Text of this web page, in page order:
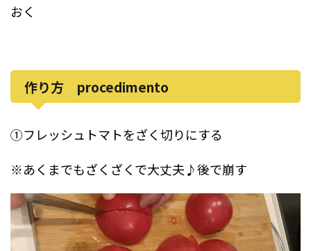
おく
作り方 procedimento
①フレッシュトマトをざく切りにする
※あくまでもざくざくで大丈夫♪後で崩す